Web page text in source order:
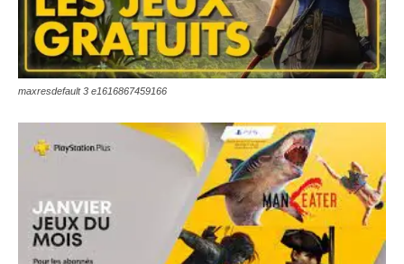
maxresdefault 3 e1616867459166